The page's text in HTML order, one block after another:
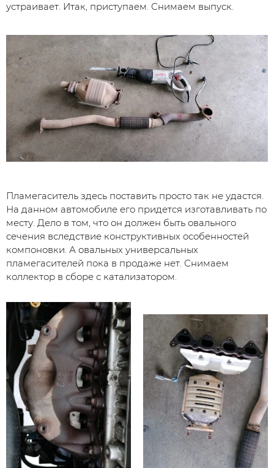
устраивает. Итак, приступаем. Снимаем выпуск.
Пламегаситель здесь поставить просто так не удастся.
На данном автомобиле его придется изготавливать по
месту. Дело в том, что он должен быть овального
сечения вследствие конструктивных особенностей
компоновки. А овальных универсальных
пламегасителей пока в продаже нет. Снимаем
коллектор в сборе с катализатором.